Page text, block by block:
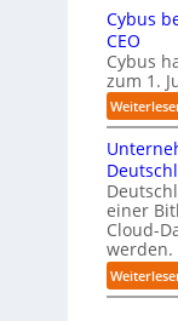
Cybus
CEO
Cybus
zum 1.
einer
Cloud-
werden.